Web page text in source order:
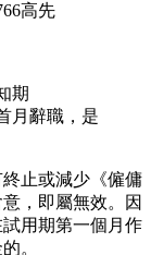
高先
期
月辭職，是
止或減少《僱傭
，即屬無效。因
用期第一個月作
。